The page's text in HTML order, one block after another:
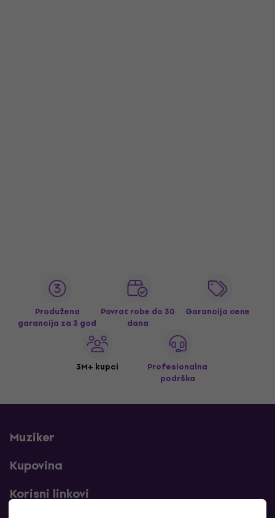
Produžena
garancija za 3 god
Povrat robe do 30
dana
Garancija cene
3M+ kupci
Profesionalna
podrška
Muziker
Kupovina
Korisni linkovi